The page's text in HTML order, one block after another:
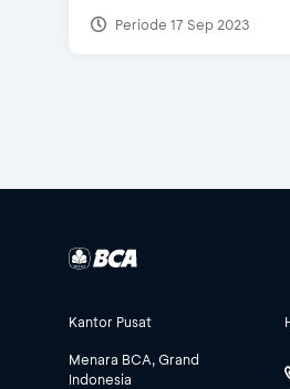
Periode 17 Sep 2023
Kantor Pusat
Menara BCA, Grand
Indonesia